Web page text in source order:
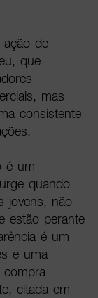
de
que
mas
consistente
é um
quando
jovens, não
estão perante
é um
e uma
compra
citada em